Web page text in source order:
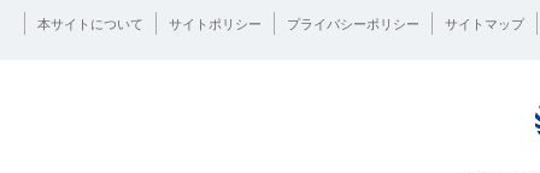
本サイトについて サイトポリシー プライバシーポリシー サイトマップ